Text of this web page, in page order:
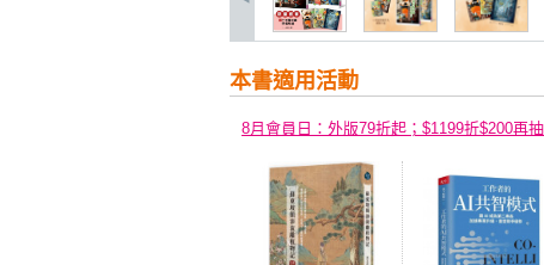
本書適用活動
8月會員日：外版79折起；$1199折$200再